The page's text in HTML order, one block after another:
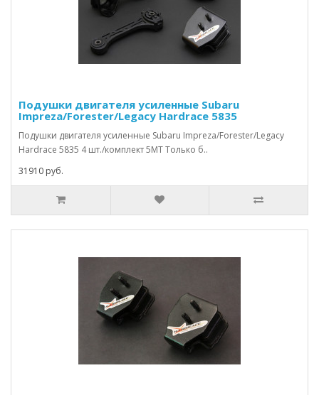
Подушки двигателя усиленные Subaru
Impreza/Forester/Legacy Hardrace 5835
Подушки двигателя усиленные Subaru Impreza/Forester/Legacy
Hardrace 5835 4 шт./комплект 5MT Только б..
31910 руб.